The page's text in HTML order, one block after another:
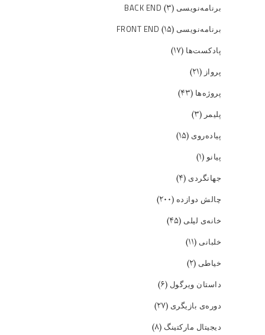
برنامه‌نویسی BACK END (۳)
برنامه‌نویسی FRONT END (۱۵)
پادکست‌ها (۱۷)
پرواز (۲۱)
پروژه‌ها (۴۳)
پلیمر (۳)
پیاده‌روی (۱۵)
پیانو(۱)
جهانگردی (۴)
چالش دوازده (۲۰۰)
خانه‌ی لیلی (۴۵)
خلبانی (۱۱)
خیاطی (۲)
داستان ویرگول (۶)
دوره‌ی بازیگری (۲۷)
دیجیتال مارکتینگ (۸)